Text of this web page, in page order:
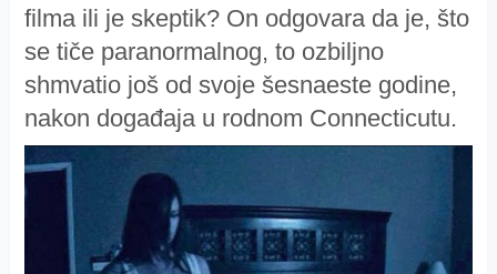
filma ili je skeptik? On odgovara da je, što
se tiče paranormalnog, to ozbiljno
shmvatio još od svoje šesnaeste godine,
nakon događaja u rodnom Connecticutu.